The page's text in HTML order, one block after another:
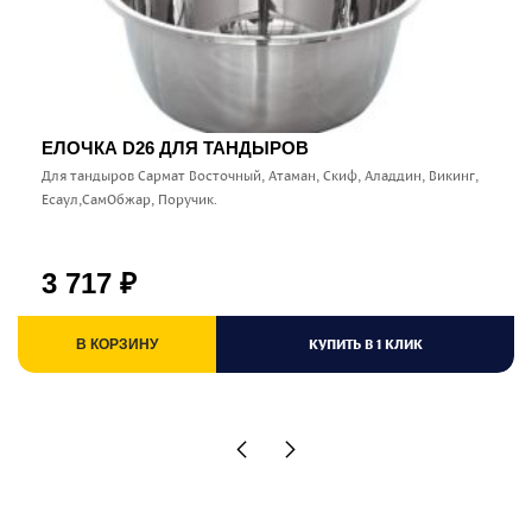
ЕЛОЧКА D26 ДЛЯ ТАНДЫРОВ
Для тандыров Сармат Восточный, Атаман, Скиф, Аладдин, Викинг,
Есаул,СамОбжар, Поручик.
3 717 ₽
В КОРЗИНУ КУПИТЬ В 1 КЛИК